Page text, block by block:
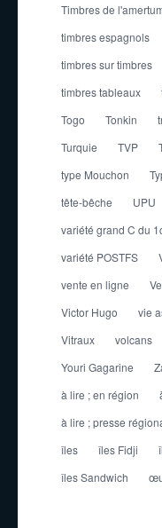
Timbres de
timbres espagnols
timbres sur timbres
timbres tableaux
Togo
Tonkin
Turquie
TVP
type Mouchon
tête-bêche
UPU
variété grand C du
variété POSTFS
vente en ligne
Victor Hugo
vie
Vitraux
volcans
Youri Gagarine
à lire ; en région
à lire ; presse
îles
îles Fidji
îles Sandwich